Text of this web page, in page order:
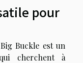
pour
Buckle est un
cherchent à